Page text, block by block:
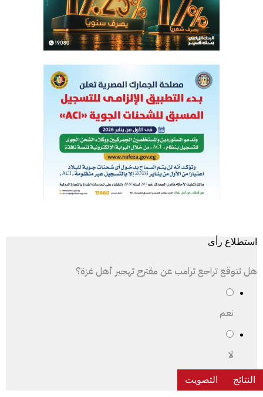
استطلاع رأى
هل تتوقع تراجع ترامب عن مقترح تهجير أهل غزة؟
نعم
لا